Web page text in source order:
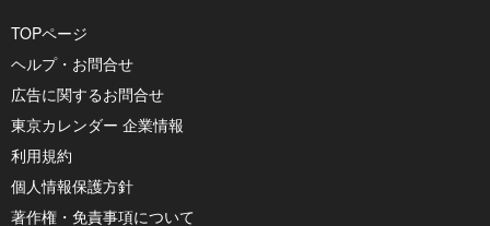
TOPページ
ヘルプ・お問合せ
広告に関するお問合せ
東京カレンダー 企業情報
利用規約
個人情報保護方針
著作権・免責事項について